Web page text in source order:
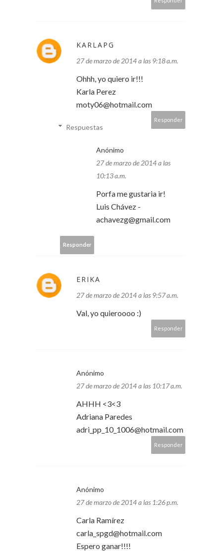
KARLAPG
27 de marzo de 2014 a las 9:18 a.m.
Ohhh, yo quiero ir!!!
Karla Perez
moty06@hotmail.com
Responder
Respuestas
Anónimo
27 de marzo de 2014 a las
10:13 a.m.
Porfa me gustaria ir!
Luis Chávez -
achavezg@gmail.com
Responder
ERIKA
27 de marzo de 2014 a las 9:57 a.m.
Val, yo quieroooo :)
Responder
Anónimo
27 de marzo de 2014 a las 10:17 a.m.
AHHH <3<3
Adriana Paredes
adri_pp_10_1006@hotmail.com
Responder
Anónimo
27 de marzo de 2014 a las 1:26 p.m.
Carla Ramírez
carla_spgd@hotmail.com
Espero ganar!!!!